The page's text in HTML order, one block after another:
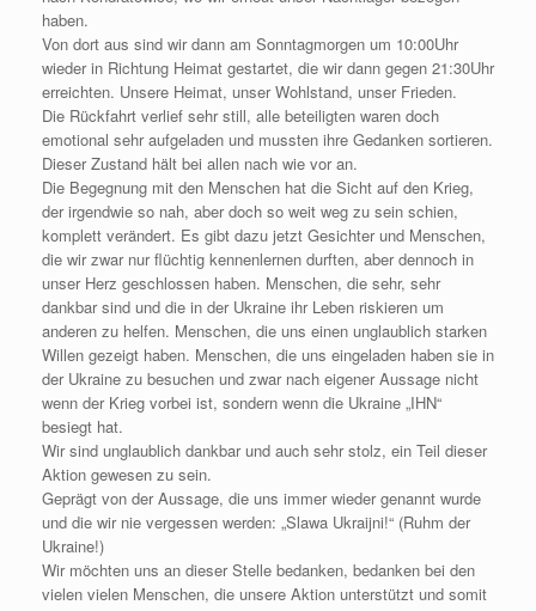
haben.
Von dort aus sind wir dann am Sonntagmorgen um 10:00Uhr
wieder in Richtung Heimat gestartet, die wir dann gegen 21:30Uhr
erreichten. Unsere Heimat, unser Wohlstand, unser Frieden.
Die Rückfahrt verlief sehr still, alle beteiligten waren doch
emotional sehr aufgeladen und mussten ihre Gedanken sortieren.
Dieser Zustand hält bei allen nach wie vor an.
Die Begegnung mit den Menschen hat die Sicht auf den Krieg,
der irgendwie so nah, aber doch so weit weg zu sein schien,
komplett verändert. Es gibt dazu jetzt Gesichter und Menschen,
die wir zwar nur flüchtig kennenlernen durften, aber dennoch in
unser Herz geschlossen haben. Menschen, die sehr, sehr
dankbar sind und die in der Ukraine ihr Leben riskieren um
anderen zu helfen. Menschen, die uns einen unglaublich starken
Willen gezeigt haben. Menschen, die uns eingeladen haben sie in
der Ukraine zu besuchen und zwar nach eigener Aussage nicht
wenn der Krieg vorbei ist, sondern wenn die Ukraine „IHN“
besiegt hat.
Wir sind unglaublich dankbar und auch sehr stolz, ein Teil dieser
Aktion gewesen zu sein.
Geprägt von der Aussage, die uns immer wieder genannt wurde
und die wir nie vergessen werden: „Slawa Ukraijni!“ (Ruhm der
Ukraine!)
Wir möchten uns an dieser Stelle bedanken, bedanken bei den
vielen vielen Menschen, die unsere Aktion unterstützt und somit